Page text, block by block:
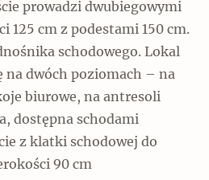
prowadzi dwubiegowymi
125 cm z podestami 150 cm.
schodowego. Lokal
na dwóch poziomach – na
biurowe, na antresoli
dostępna schodami
z klatki schodowej do
90 cm